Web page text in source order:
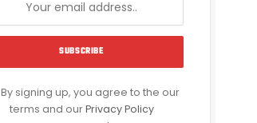
By signing up, you agree to the our
terms and ourPrivacy Policy